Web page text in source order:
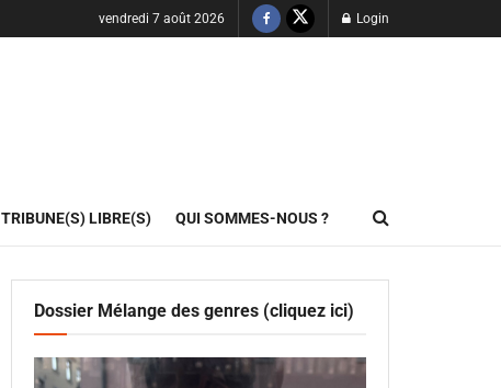
vendredi 7 août 2026 Login
TRIBUNE(S) LIBRE(S) QUI SOMMES-NOUS ?
Dossier Mélange des genres (cliquez ici)